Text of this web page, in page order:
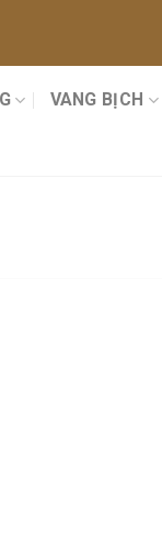
VANG BỊCH